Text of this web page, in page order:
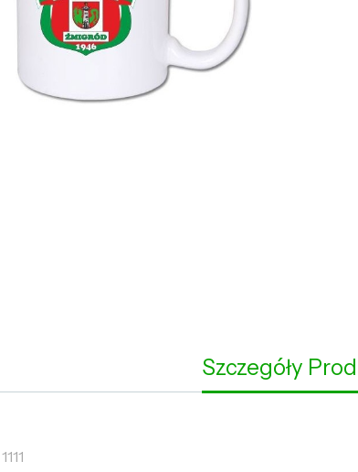
Szczegóły
1111